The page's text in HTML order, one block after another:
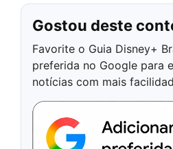
Gostou deste
Favorite o Guia Disney+
preferida no Google para
notícias com mais